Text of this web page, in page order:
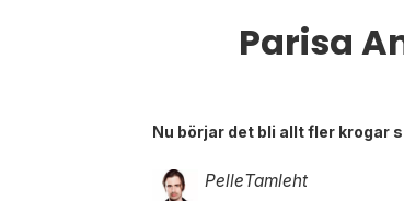
Parisa
Nu börjar det bli allt fler krogar
PelleTamleht